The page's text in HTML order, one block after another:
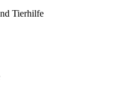
Tierhilfe